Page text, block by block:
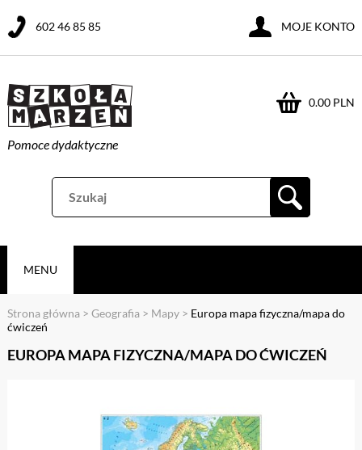
Pomoce dydaktyczne
0.00 PLN
602 46 85 85 MOJE KONTO
MENU
Strona główna > Geografia > Mapy> Europa mapa fizyczna/mapa do
ćwiczeń
EUROPA MAPA FIZYCZNA/MAPA DO ĆWICZEŃ